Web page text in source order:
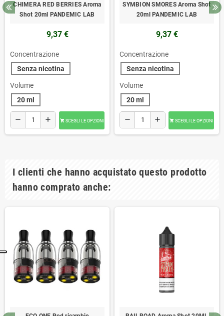
CHIMERA RED BERRIES Aroma
Shot 20ml PANDEMIC LAB
9,37 €
Concentrazione
Senza nicotina
Volume
20 ml
remove add  SCEGLI LE OPZIONI
SYMBION SMORES Aroma Shot
20ml PANDEMIC LAB
9,37 €
Concentrazione
Senza nicotina
Volume
20 ml
remove add  SCEGLI LE OPZIONI
I clienti che hanno acquistato questo prodotto
hanno comprato anche: